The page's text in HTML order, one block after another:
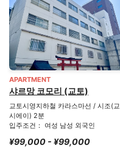
APARTMENT
샤르망 코모리 (교토)
교토시영지하철 카라스마선 / 시조(
시에이) 2분
입주조건： 여성 남성 외국인
¥99,000 - ¥99,000